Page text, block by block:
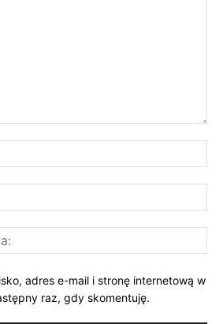
adres e-mail i stronę internetową w
raz, gdy skomentuję.